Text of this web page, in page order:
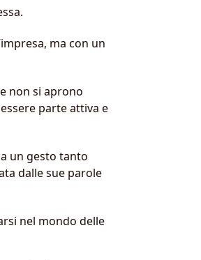
ma con un
non si aprono
parte attiva e
un gesto tanto
dalle sue parole
nel mondo delle